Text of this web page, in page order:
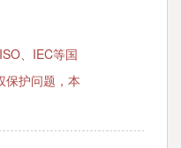
、IEC等国
保护问题，本